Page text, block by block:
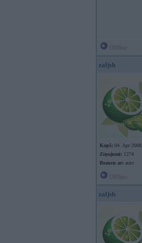
zaljsh
Kopš: 04. Apr 2008
Ziņojumi: 1274
Braucu ar: auto
zaljsh